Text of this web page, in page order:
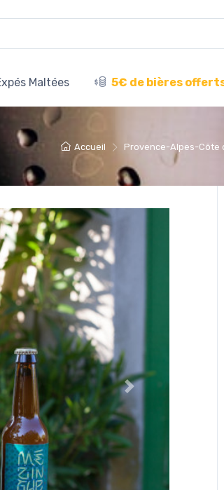
Maltées 5€ de bières
Accueil Provence-Alpes-Côte
Suivant